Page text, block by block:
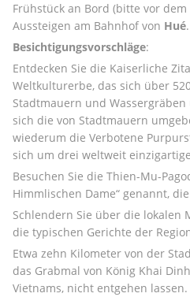
Frühstück an Bord (bitte vor
Aussteigen am Bahnhof von Hué
Besichtigungsvorschläge:
Entdecken Sie die Kaiserliche
Weltkulturerbe, das sich über
Stadtmauern und
sich die von Stadtmauern
wiederum die Verbotene
sich um drei weltweit
Besuchen Sie die Thien-Mu-
Himmlischen Dame“ genannt,
Schlendern Sie über die lokalen
die typischen Gerichte der
Etwa zehn Kilometer von der
das Grabmal von König Khai
Vietnams, nicht entgehen lassen.